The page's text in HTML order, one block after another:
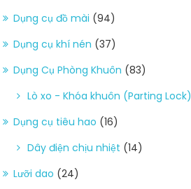
Dụng cụ đồ mài (94)
Dụng cụ khí nén (37)
Dụng Cụ Phòng Khuôn (83)
Lò xo - Khóa khuôn (Parting Lock)
Dụng cụ tiêu hao (16)
Dây điện chịu nhiệt (14)
Lưỡi dao (24)